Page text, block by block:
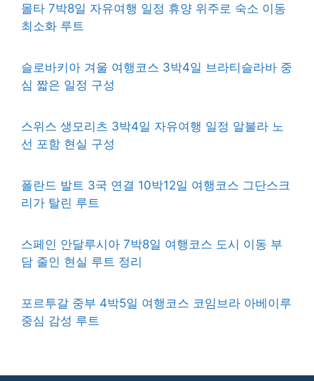
몰타 7박8일 자유여행 일정 휴양 위주로 숙소 이동
최소화 루트
슬로바키아 겨울 여행코스 3박4일 브라티슬라바 중
심 짧은 일정 구성
스위스 생모리츠 3박4일 자유여행 일정 알불라 노
선 포함 현실 구성
폴란드 발트 3국 연결 10박12일 여행코스 그단스크
리가 탈린 루트
스페인 안달루시아 7박8일 여행코스 도시 이동 부
담 줄인 현실 루트 정리
포르투갈 중부 4박5일 여행코스 코임브라 아베이루
중심 감성 루트